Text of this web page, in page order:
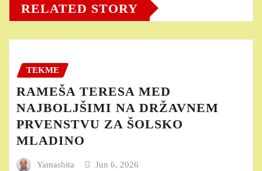
RELATED STORY
TEKME
RAMEŠA TERESA MED
NAJBOLJŠIMI NA DRŽAVNEM
PRVENSTVU ZA ŠOLSKO
MLADINO
Yamashita Jun 6, 2026